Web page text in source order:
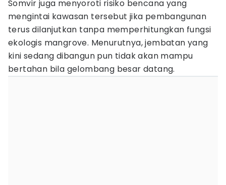
Somvir juga menyoroti risiko bencana yang
mengintai kawasan tersebut jika pembangunan
terus dilanjutkan tanpa memperhitungkan fungsi
ekologis mangrove. Menurutnya, jembatan yang
kini sedang dibangun pun tidak akan mampu
bertahan bila gelombang besar datang.